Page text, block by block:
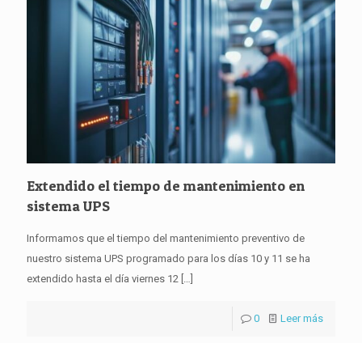
Extendido el tiempo de mantenimiento en
sistema UPS
Informamos que el tiempo del mantenimiento preventivo de
nuestro sistema UPS programado para los días 10 y 11 se ha
extendido hasta el día viernes 12 […]
0 Leer más